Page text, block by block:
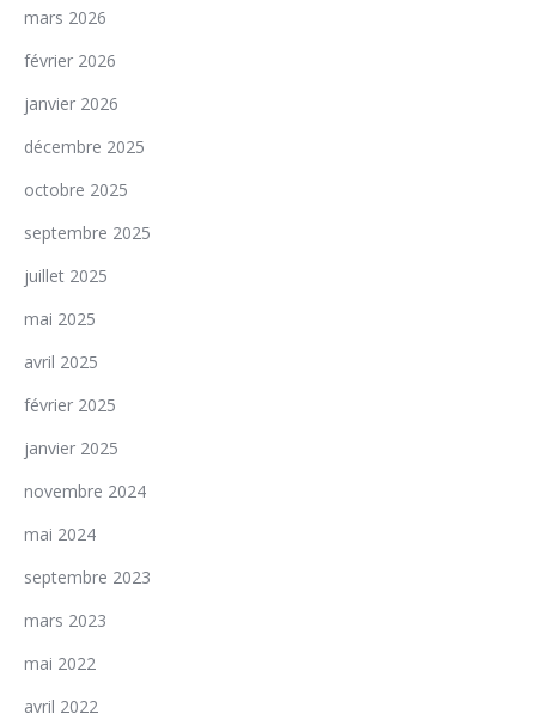
mars 2026
février 2026
janvier 2026
décembre 2025
octobre 2025
septembre 2025
juillet 2025
mai 2025
avril 2025
février 2025
janvier 2025
novembre 2024
mai 2024
septembre 2023
mars 2023
mai 2022
avril 2022